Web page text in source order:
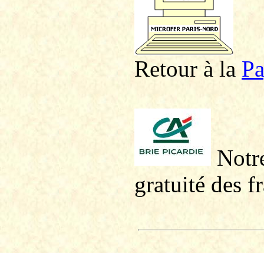
Retour à la P
gratuité des